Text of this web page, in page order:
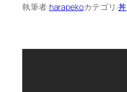
執筆者:harapekoカテゴリ:丼